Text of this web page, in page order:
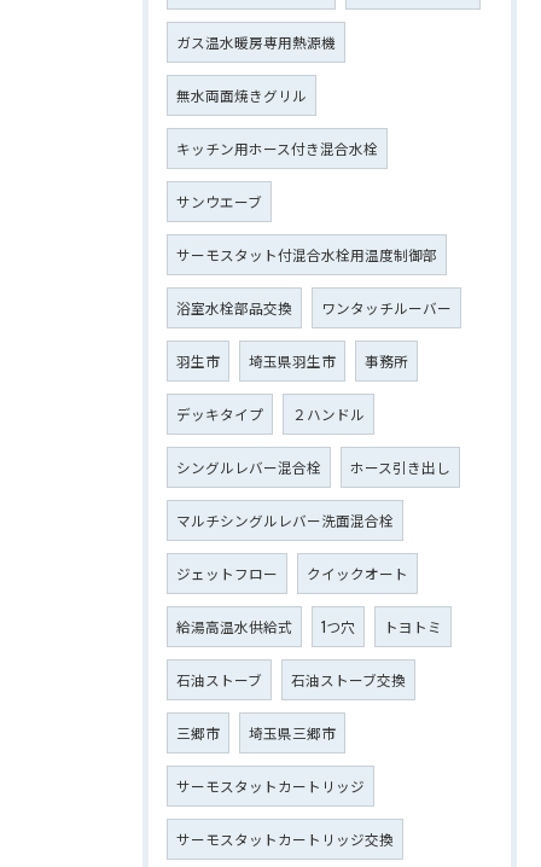
ガス温水暖房専用熱源機
無水両面焼きグリル
キッチン用ホース付き混合水栓
サンウエーブ
サーモスタット付混合水栓用温度制御部
浴室水栓部品交換 ワンタッチルーバー
羽生市 埼玉県羽生市 事務所
デッキタイプ ２ハンドル
シングルレバー混合栓 ホース引き出し
マルチシングルレバー洗面混合栓
ジェットフロー クイックオート
給湯高温水供給式 1つ穴 トヨトミ
石油ストーブ 石油ストーブ交換
三郷市 埼玉県三郷市
サーモスタットカートリッジ
サーモスタットカートリッジ交換